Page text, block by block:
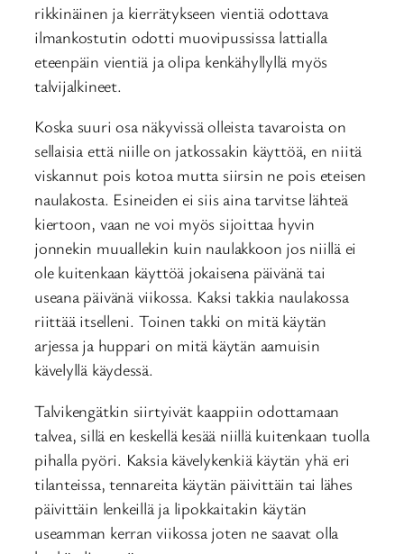
rikkinäinen ja kierrätykseen vientiä odottava
ilmankostutin odotti muovipussissa lattialla
eteenpäin vientiä ja olipa kenkähyllyllä myös
talvijalkineet.
Koska suuri osa näkyvissä olleista tavaroista on
sellaisia että niille on jatkossakin käyttöä, en niitä
viskannut pois kotoa mutta siirsin ne pois eteisen
naulakosta. Esineiden ei siis aina tarvitse lähteä
kiertoon, vaan ne voi myös sijoittaa hyvin
jonnekin muuallekin kuin naulakkoon jos niillä ei
ole kuitenkaan käyttöä jokaisena päivänä tai
useana päivänä viikossa. Kaksi takkia naulakossa
riittää itselleni. Toinen takki on mitä käytän
arjessa ja huppari on mitä käytän aamuisin
kävelyllä käydessä.
Talvikengätkin siirtyivät kaappiin odottamaan
talvea, sillä en keskellä kesää niillä kuitenkaan tuolla
pihalla pyöri. Kaksia kävelykenkiä käytän yhä eri
tilanteissa, tennareita käytän päivittäin tai lähes
päivittäin lenkeillä ja lipokkaitakin käytän
useamman kerran viikossa joten ne saavat olla